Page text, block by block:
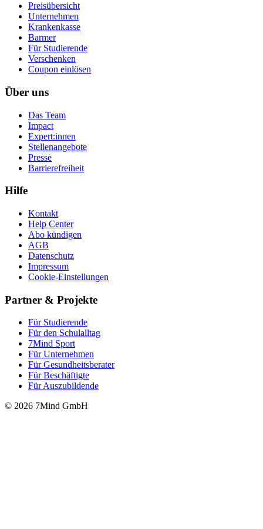
Preisübersicht
Unternehmen
Krankenkasse
Barmer
Für Studierende
Ver­schen­ken
Coupon einlösen
Über uns
Das Team
Impact
Expert:innen
Stellenangebote
Presse
Barrierefreiheit
Hilfe
Kontakt
Help Center
Abo kündigen
AGB
Datenschutz
Impressum
Cookie-Einstellungen
Partner & Projekte
Für Stu­die­rende
Für den Schulalltag
7Mind Sport
Für Unter­neh­men
Für Gesund­heits­be­ra­ter
Für Beschäftigte
Für Auszubildende
© 2026 7Mind GmbH